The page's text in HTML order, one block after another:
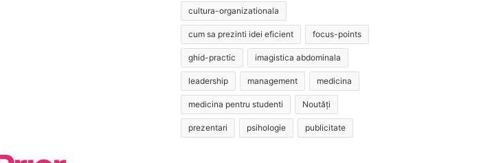
cultura-organizationala
cum sa prezinti idei eficient focus-points
ghid-practic imagistica abdominala
leadership management medicina
medicina pentru studenti Noutăți
prezentari psihologie publicitate